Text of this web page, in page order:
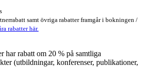
samt övriga rabatter framgår i bokningen /
rabatter här.
har rabatt om 20 % på samtliga
(utbildningar, konferenser, publikationer,